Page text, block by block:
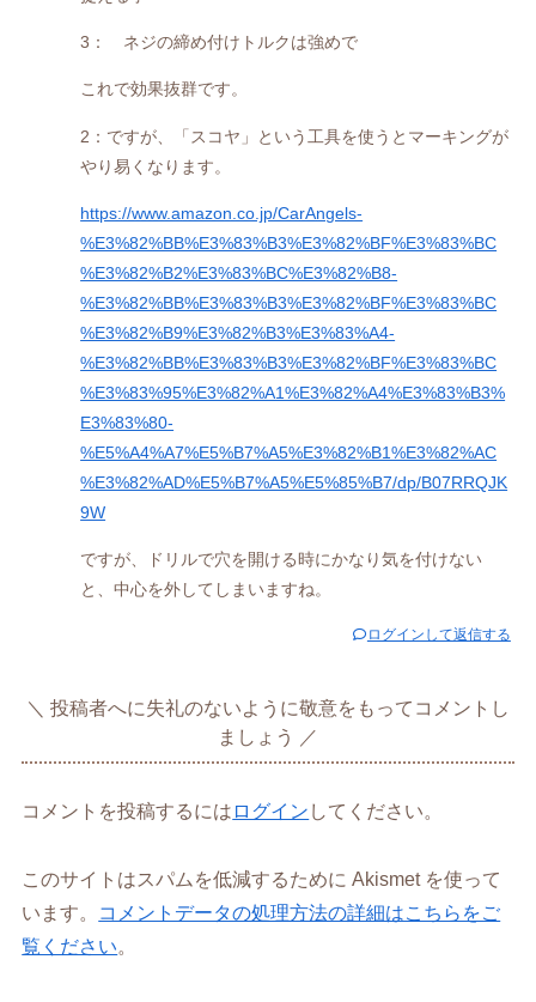
3： ネジの締め付けトルクは強めで
これで効果抜群です。
2：ですが、「スコヤ」という工具を使うとマーキングが
やり易くなります。
https://www.amazon.co.jp/CarAngels-
%E3%82%BB%E3%83%B3%E3%82%BF%E3%83%BC
%E3%82%B2%E3%83%BC%E3%82%B8-
%E3%82%BB%E3%83%B3%E3%82%BF%E3%83%BC
%E3%82%B9%E3%82%B3%E3%83%A4-
%E3%82%BB%E3%83%B3%E3%82%BF%E3%83%BC
%E3%83%95%E3%82%A1%E3%82%A4%E3%83%B3%
E3%83%80-
%E5%A4%A7%E5%B7%A5%E3%82%B1%E3%82%AC
%E3%82%AD%E5%B7%A5%E5%85%B7/dp/B07RRQJK
9W
ですが、ドリルで穴を開ける時にかなり気を付けない
と、中心を外してしまいますね。
ログインして返信する
投稿者へに失礼のないように敬意をもってコメントし
ましょう
コメントを投稿するには ログイン してください。
このサイトはスパムを低減するために Akismet を使って
います。
コメントデータの処理方法の詳細はこちらをご
覧ください。